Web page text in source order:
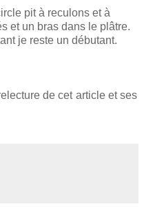
pit à reculons et à
et un bras dans le plâtre.
je reste un débutant.
de cet article et ses